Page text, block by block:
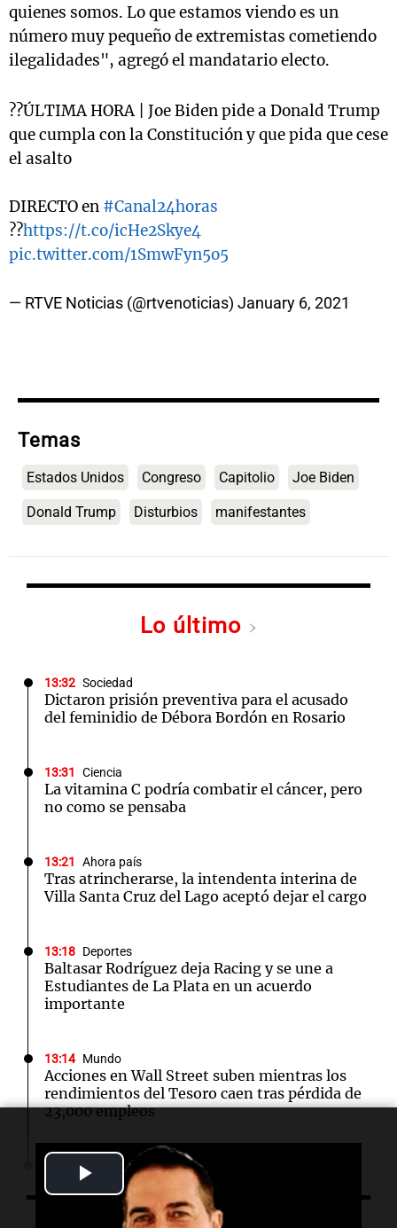
Play
Video
quienes somos. Lo que estamos viendo es un
número muy pequeño de extremistas cometiendo
ilegalidades", agregó el mandatario electo.
??ÚLTIMA HORA | Joe Biden pide a Donald Trump
que cumpla con la Constitución y que pida que cese
el asalto
DIRECTO en #Canal24horas
??https://t.co/icHe2Skye4
pic.twitter.com/1SmwFyn5o5
— RTVE Noticias (@rtvenoticias) January 6, 2021
Temas
Estados Unidos Congreso Capitolio Joe Biden
Donald Trump Disturbios manifestantes
Lo último
13:32 Sociedad
Dictaron prisión preventiva para el acusado
del feminidio de Débora Bordón en Rosario
13:31 Ciencia
La vitamina C podría combatir el cáncer, pero
no como se pensaba
13:21 Ahora país
Tras atrincherarse, la intendenta interina de
Villa Santa Cruz del Lago aceptó dejar el cargo
13:18 Deportes
Baltasar Rodríguez deja Racing y se une a
Estudiantes de La Plata en un acuerdo
importante
13:14 Mundo
Acciones en Wall Street suben mientras los
rendimientos del Tesoro caen tras pérdida de
23,000 empleos
Deportes
Los Pumas se preparan para un gran desafío
ante Sudáfrica en Vélez